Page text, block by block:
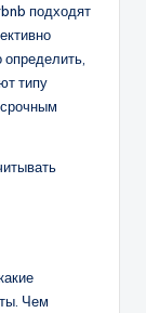
подходят
типу
Чем